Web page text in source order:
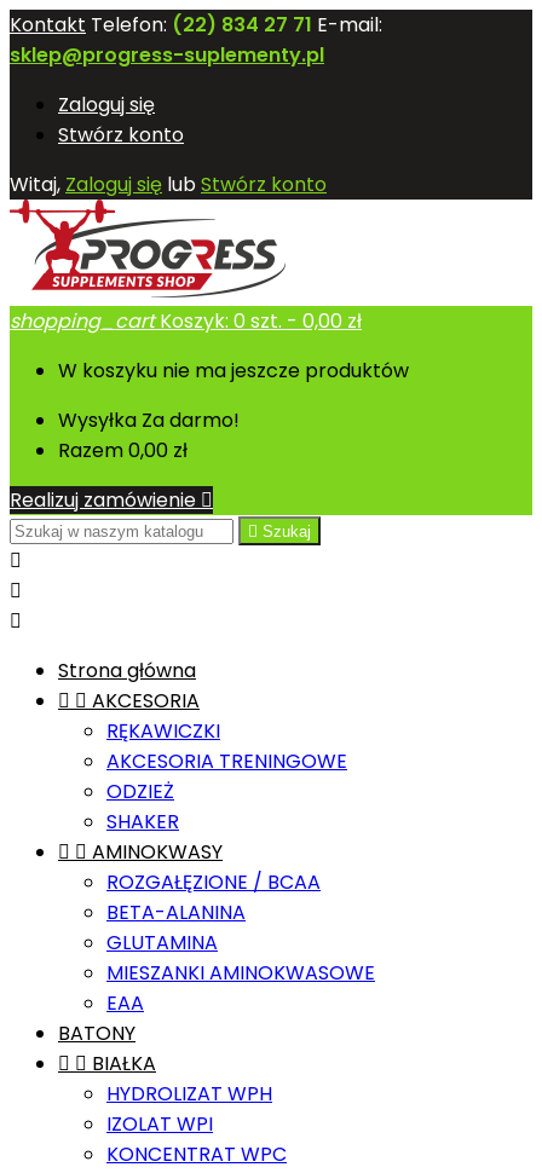
Kontakt Telefon: (22) 834 27 71 E-mail:
sklep@progress-suplementy.pl
Zaloguj się
Stwórz konto
Witaj, Zaloguj się lubStwórz konto
shopping_cart Koszyk: 0szt. - 0,00 zł
W koszyku nie ma jeszcze produktów
Wysyłka Za darmo!
Razem0,00 zł
Realizuj zamówienie 
 Szukaj



Strona główna
  AKCESORIA
RĘKAWICZKI
AKCESORIA TRENINGOWE
ODZIEŻ
SHAKER
  AMINOKWASY
ROZGAŁĘZIONE / BCAA
BETA-ALANINA
GLUTAMINA
MIESZANKI AMINOKWASOWE
EAA
BATONY
  BIAŁKA
HYDROLIZAT WPH
IZOLAT WPI
KONCENTRAT WPC